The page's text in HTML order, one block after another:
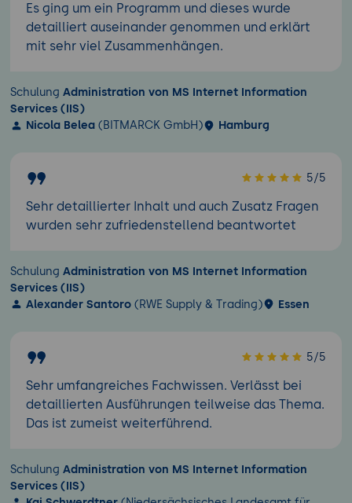
Es ging um ein Programm und dieses wurde
detailliert auseinander genommen und erklärt
mit sehr viel Zusammenhängen.
Schulung Administration von MS Internet Information
Services (IIS)
Nicola Belea (BITMARCK GmbH) Hamburg
5/5
Sehr detaillierter Inhalt und auch Zusatz Fragen
wurden sehr zufriedenstellend beantwortet
Schulung Administration von MS Internet Information
Services (IIS)
Alexander Santoro (RWE Supply & Trading) Essen
5/5
Sehr umfangreiches Fachwissen. Verlässt bei
detaillierten Ausführungen teilweise das Thema.
Das ist zumeist weiterführend.
Schulung Administration von MS Internet Information
Services (IIS)